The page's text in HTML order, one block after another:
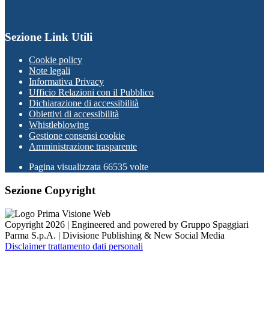
Sezione Link Utili
Cookie policy
Note legali
Informativa Privacy
Ufficio Relazioni con il Pubblico
Dichiarazione di accessibilità
Obiettivi di accessibilità
Whistleblowing
Gestione consensi cookie
Amministrazione trasparente
Pagina visualizzata 66535 volte
Sezione Copyright
Copyright 2026 | Engineered and powered by Gruppo Spaggiari
Parma S.p.A. | Divisione Publishing & New Social Media
Disclaimer trattamento dati personali